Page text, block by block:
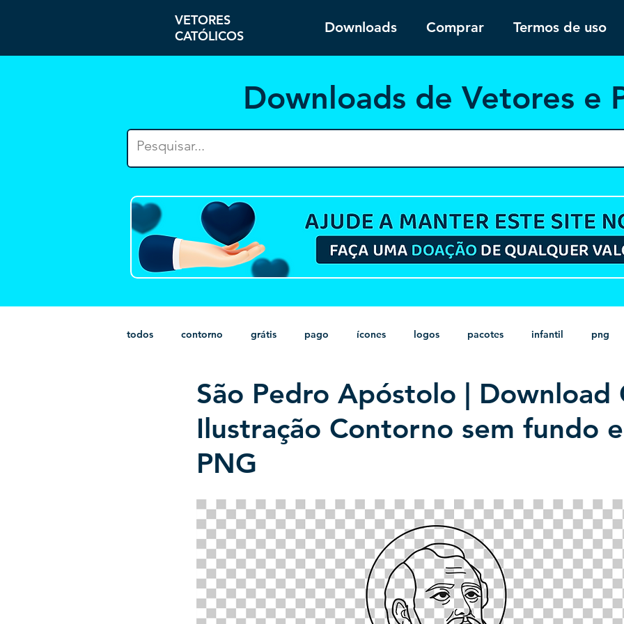
VETORES
CATÓLICOS
Downloads Comprar Termos de uso
Downloads de Vetores e
todos contorno grátis pago ícones logos pacotes infantil png
monocromático vetor estampas sem fundo HD minimalista psd
São Pedro Apóstolo | Download
Ilustração Contorno sem fundo
PNG